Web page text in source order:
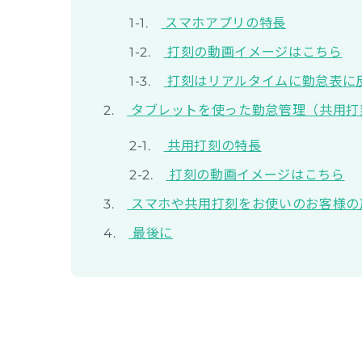
スマホアプリの特長
打刻の動画イメージはこちら
打刻はリアルタイムに勤怠表に
タブレットを使った勤怠管理（共用打
共用打刻の特長
打刻の動画イメージはこちら
スマホや共用打刻をお使いのお客様の
最後に